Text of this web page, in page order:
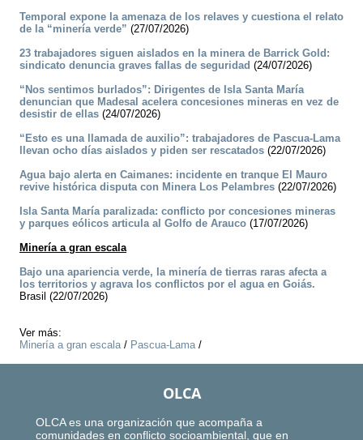
Temporal expone la amenaza de los relaves y cuestiona el relato
de la “minería verde” (27/07/2026)
23 trabajadores siguen aislados en la minera de Barrick Gold:
sindicato denuncia graves fallas de seguridad (24/07/2026)
“Nos sentimos burlados”: Dirigentes de Isla Santa María
denuncian que Madesal acelera concesiones mineras en vez de
desistir de ellas (24/07/2026)
“Esto es una llamada de auxilio”: trabajadores de Pascua-Lama
llevan ocho días aislados y piden ser rescatados (22/07/2026)
Agua bajo alerta en Caimanes: incidente en tranque El Mauro
revive histórica disputa con Minera Los Pelambres (22/07/2026)
Isla Santa María paralizada: conflicto por concesiones mineras
y parques eólicos articula al Golfo de Arauco (17/07/2026)
Minería a gran escala
Bajo una apariencia verde, la minería de tierras raras afecta a
los territorios y agrava los conflictos por el agua en Goiás.
Brasil (22/07/2026)
Ver más:
Minería a gran escala/ Pascua-Lama/
OLCA
OLCA es una organización que acompaña a
comunidades en conflicto socioambiental, que en